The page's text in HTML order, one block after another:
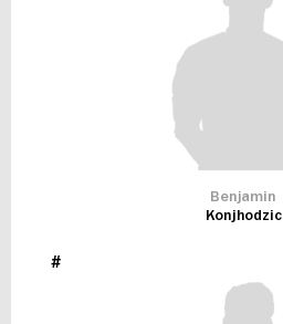
Benjamin
Konjhodzic
#